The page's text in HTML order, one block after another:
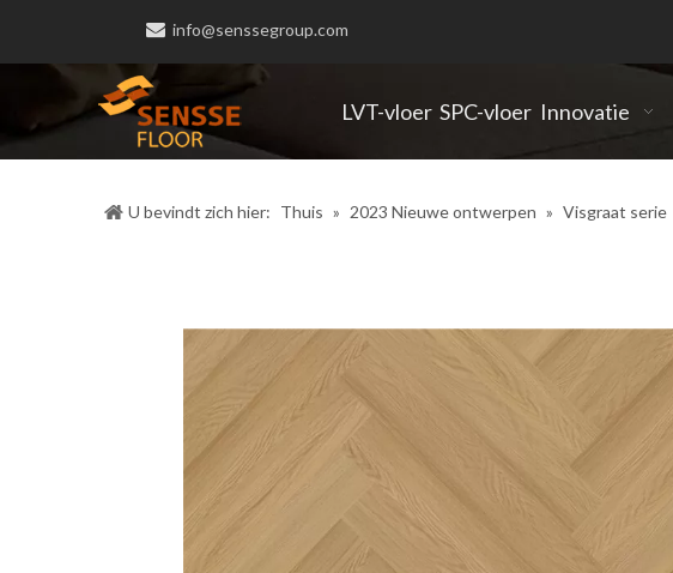
 info@senssegroup.com
LVT-vloer SPC-vloer Innovatie
U bevindt zich hier: Thuis » 2023 Nieuwe ontwerpen » Visgraat serie